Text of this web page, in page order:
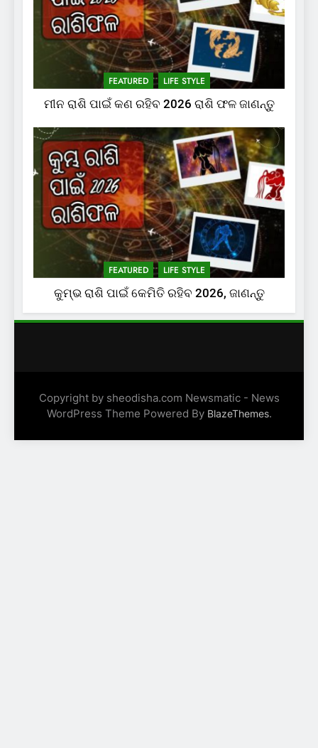
FEATURED LIFE STYLE
ମୀନ ରାଶି ପାଇଁ କଣ ରହିବ 2026 ରାଶି ଫଳ ଜାଣନ୍ତୁ
FEATURED LIFE STYLE
କୁମ୍ଭ ରାଶି ପାଇଁ କେମିତି ରହିବ 2026, ଜାଣନ୍ତୁ
Copyright by sheodisha.com Newsmatic - News
WordPress Theme Powered By BlazeThemes.